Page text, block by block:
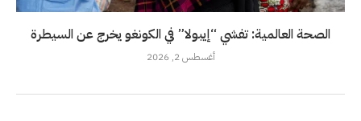
الصحة العالمية: تفشي “إيبولا” في الكونغو يخرج عن السيطرة
أغسطس 2, 2026